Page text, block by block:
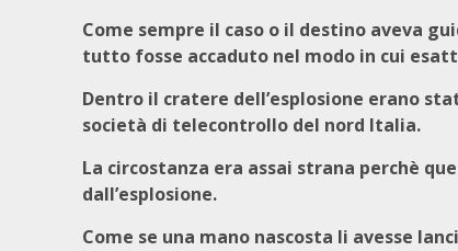
Come sempre il caso o il destino aveva
tutto fosse accaduto nel modo in cui
Dentro il cratere dell’esplosione erano
società di telecontrollo del nord Italia.
La circostanza era assai strana perchè
dall’esplosione.
Come se una mano nascosta li avesse